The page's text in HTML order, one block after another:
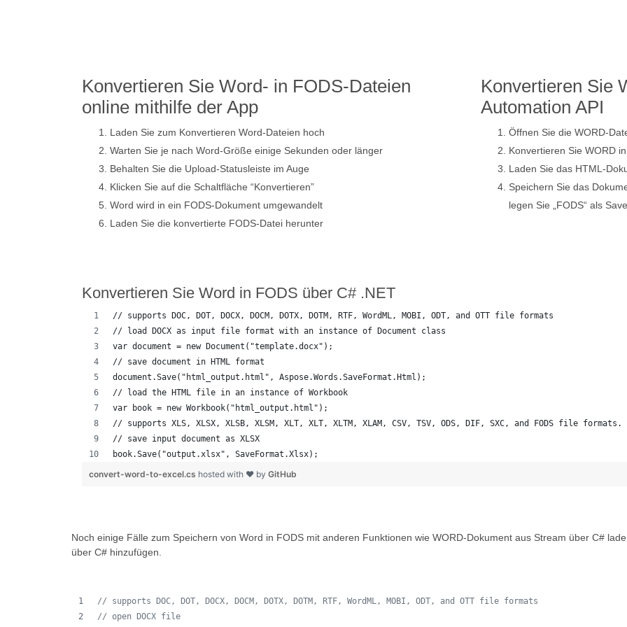
Konvertieren Sie Word- in FODS-Dateien
online mithilfe der App
Laden Sie zum Konvertieren Word-Dateien hoch
Warten Sie je nach Word-Größe einige Sekunden oder länger
Behalten Sie die Upload-Statusleiste im Auge
Klicken Sie auf die Schaltfläche “Konvertieren”
Word wird in ein FODS-Dokument umgewandelt
Laden Sie die konvertierte FODS-Datei herunter
Konvertieren Sie
Automation API
Öffnen Sie die WORD-
Konvertieren Sie WORD
Laden Sie das HTML-
Speichern Sie das
legen Sie „FODS“ als
Konvertieren Sie Word in FODS über C# .NET
// supports DOC, DOT, DOCX, DOCM, DOTX, DOTM, RTF, WordML, MOBI, ODT, and OTT file formats
// load DOCX as input file format with an instance of Document class
var document = new Document("template.docx");
// save document in HTML format
document.Save("html_output.html", Aspose.Words.SaveFormat.Html);
// load the HTML file in an instance of Workbook
var book = new Workbook("html_output.html");
// supports XLS, XLSX, XLSB, XLSM, XLT, XLT, XLTM, XLAM, CSV, TSV, ODS, DIF, SXC, and FODS file formats.
// save input document as XLSX
book.Save("output.xlsx", SaveFormat.Xlsx);
convert-word-to-excel.cs hosted with ❤ by GitHub
Noch einige Fälle zum Speichern von Word in FODS mit anderen Funktionen wie WORD-Dokument aus Stream über C#
über C# hinzufügen.
// supports DOC, DOT, DOCX, DOCM, DOTX, DOTM, RTF, WordML, MOBI, ODT, and OTT file formats
// open DOCX file